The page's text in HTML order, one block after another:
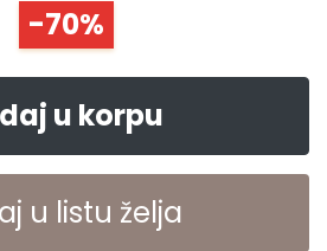
-70%
u korpu
u listu želja